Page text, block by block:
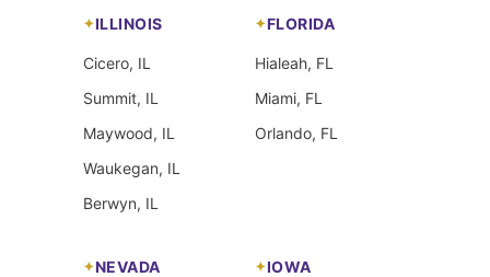
ILLINOIS
Cicero, IL
Summit, IL
Maywood, IL
Waukegan, IL
Berwyn, IL
FLORIDA
Hialeah, FL
Miami, FL
Orlando, FL
NEVADA IOWA